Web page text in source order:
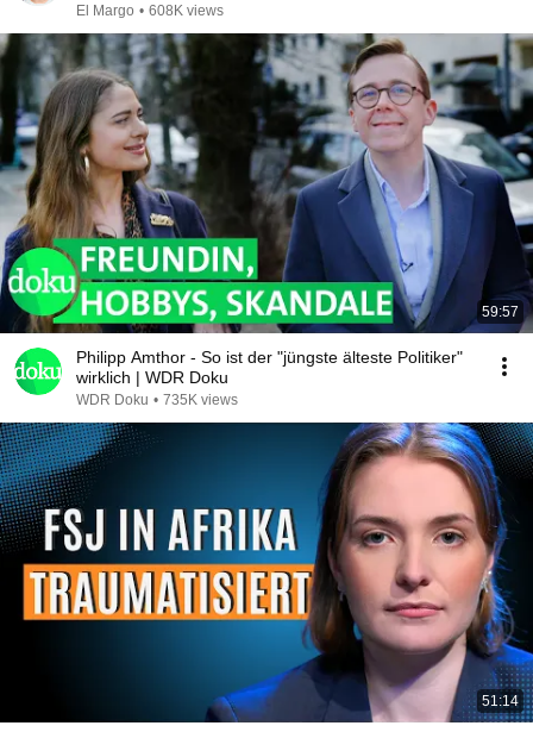
El Margo • 608K views
59:57
Philipp Amthor - So ist der "jüngste älteste Politiker"
wirklich | WDR Doku
WDR Doku • 735K views
51:14